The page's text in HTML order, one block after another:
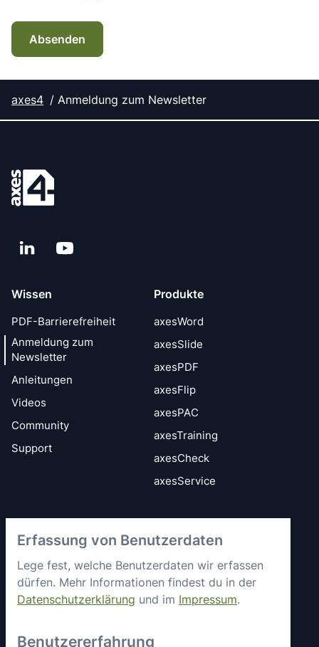
Erfassung von Benutzerdaten
Lege fest, welche Benutzerdaten wir erfassen
dürfen. Mehr Informationen findest du in der
Datenschutzerklärung und im Impressum.
Benutzererfahrung
Absenden
axes4 Anmeldung zum Newsletter
LinkedInYouTube
Wissen
PDF-Barrierefreiheit
Anmeldung zum
Newsletter
Anleitungen
Videos
Community
Support
Produkte
axesWord
axesSlide
axesPDF
axesFlip
axesPAC
axesTraining
axesCheck
axesService
Sicherheit
Allgemeine
Geschäftsbedingungen
Datenschutz
Mitgliedschaften &
Engagement